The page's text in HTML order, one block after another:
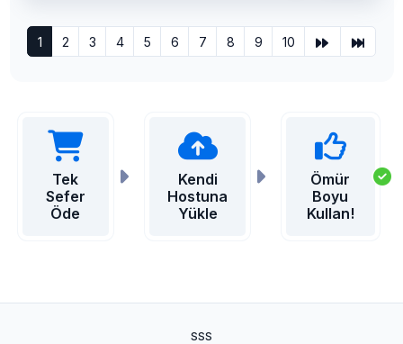
1 2 3 4 5 6 7 8 9 10
Tek
Sefer
Öde
Kendi
Hostuna
Yükle
Ömür
Boyu
Kullan!
SSS